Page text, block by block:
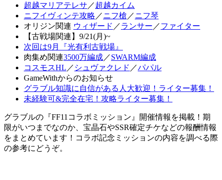
超越マリアテレサ ／超越カイム
ニフイヴィンテ攻略 ／ニフ槍 ／ニフ琴
オリジン関連 ウィザード ／ランサー ／ファイター
【古戦場関連】9/21(月)~
次回は9月『光有利古戦場』
肉集め関連3500万編成／SWARM編成
コスモスHL ／ シュヴァクレド ／パパル
GameWithからのお知らせ
グラブル知識に自信がある人大歓迎！ライター募集！
未経験可&完全在宅！攻略ライター募集！
グラブルの『FF11コラボミッション』開催情報を掲載！期
限がいつまでなのか、宝晶石やSSR確定チケなどの報酬情報
をまとめています！コラボ記念ミッションの内容を調べる際
の参考にどうぞ。